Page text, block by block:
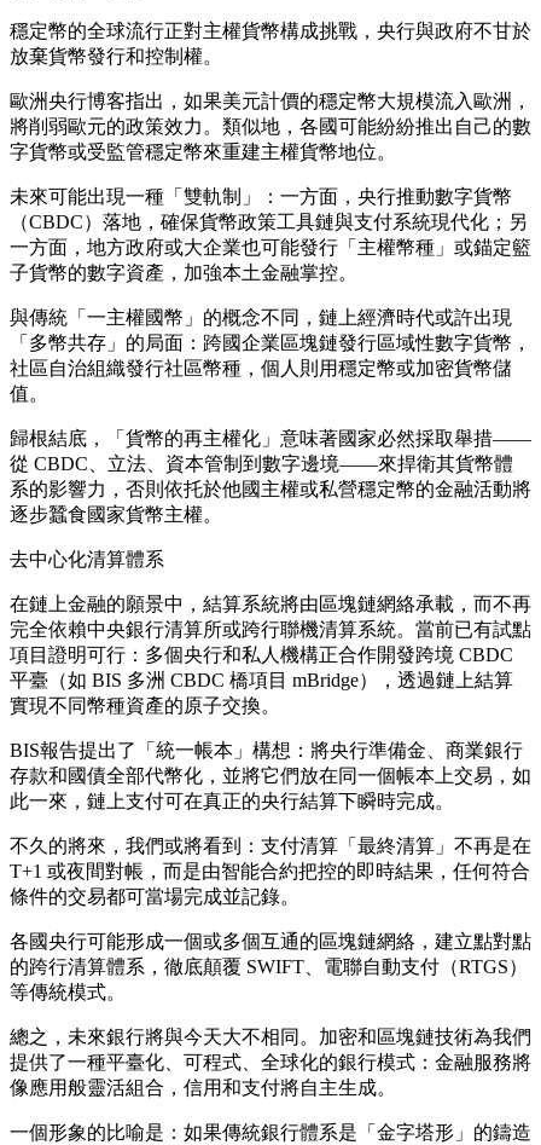
穩定幣的全球流行正對主權貨幣構成挑戰，央行與政府不甘於
放棄貨幣發行和控制權。
歐洲央行博客指出，如果美元計價的穩定幣大規模流入歐洲，
將削弱歐元的政策效力。類似地，各國可能紛紛推出自己的數
字貨幣或受監管穩定幣來重建主權貨幣地位。
未來可能出現一種「雙軌制」：一方面，央行推動數字貨幣
（CBDC）落地，確保貨幣政策工具鏈與支付系統現代化；另
一方面，地方政府或大企業也可能發行「主權幣種」或錨定籃
子貨幣的數字資產，加強本土金融掌控。
與傳統「一主權國幣」的概念不同，鏈上經濟時代或許出現
「多幣共存」的局面：跨國企業區塊鏈發行區域性數字貨幣，
社區自治組織發行社區幣種，個人則用穩定幣或加密貨幣儲
值。
歸根結底，「貨幣的再主權化」意味著國家必然採取舉措——
從 CBDC、立法、資本管制到數字邊境——來捍衛其貨幣體
系的影響力，否則依托於他國主權或私營穩定幣的金融活動將
逐步蠶食國家貨幣主權。
去中心化清算體系
在鏈上金融的願景中，結算系統將由區塊鏈網絡承載，而不再
完全依賴中央銀行清算所或跨行聯機清算系統。當前已有試點
項目證明可行：多個央行和私人機構正合作開發跨境 CBDC
平臺（如 BIS 多洲 CBDC 橋項目 mBridge），透過鏈上結算
實現不同幣種資產的原子交換。
BIS報告提出了「統一帳本」構想：將央行準備金、商業銀行
存款和國債全部代幣化，並將它們放在同一個帳本上交易，如
此一來，鏈上支付可在真正的央行結算下瞬時完成。
不久的將來，我們或將看到：支付清算「最終清算」不再是在
T+1 或夜間對帳，而是由智能合約把控的即時結果，任何符合
條件的交易都可當場完成並記錄。
各國央行可能形成一個或多個互通的區塊鏈網絡，建立點對點
的跨行清算體系，徹底顛覆 SWIFT、電聯自動支付（RTGS）
等傳統模式。
總之，未來銀行將與今天大不相同。加密和區塊鏈技術為我們
提供了一種平臺化、可程式、全球化的銀行模式：金融服務將
像應用般靈活組合，信用和支付將自主生成。
一個形象的比喻是：如果傳統銀行體系是「金字塔形」的鑄造